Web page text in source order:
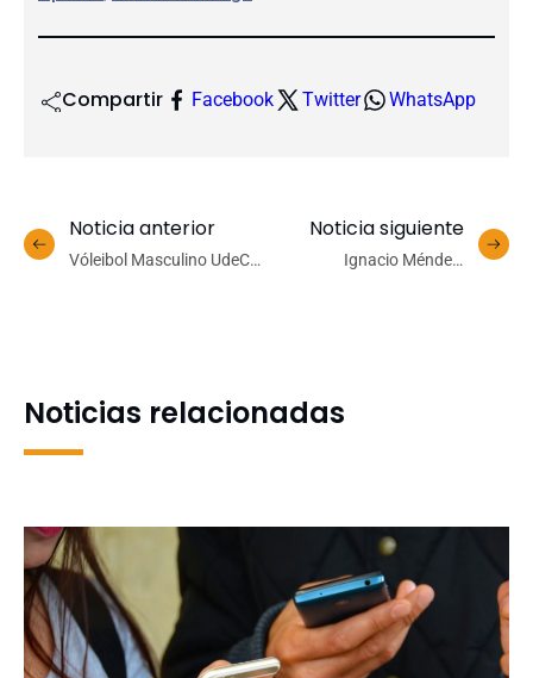
Compartir Facebook Twitter WhatsApp
Noticia anterior
Vóleibol Masculino UdeC
Noticia siguiente
Ignacio Méndez,
Noticias relacionadas